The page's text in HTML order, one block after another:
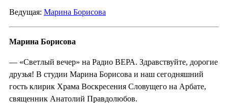
Ведущая: Марина Борисова
Марина Борисова
— «Светлый вечер» на Радио ВЕРА. Здравствуйте, дорогие
друзья! В студии Марина Борисова и наш сегодняшний
гость клирик Храма Воскресения Словущего на Арбате,
священник Анатолий Правдолюбов.